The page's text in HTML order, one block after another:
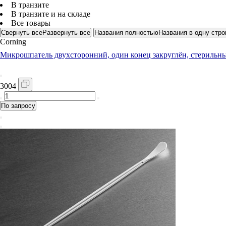
В транзите
В транзите и на складе
Все товары
Свернуть всеРазвернуть все Названия полностьюНазвания в одну
Corning
Микрошпатель двухсторонний, один конец закруглён,
3004
По запросу